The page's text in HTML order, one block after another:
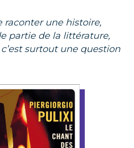
raconter une histoire,
partie de la littérature,
surtout une question